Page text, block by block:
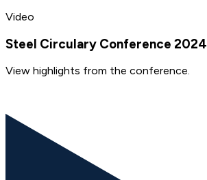
Video
Steel Circulary Conference 2024
View highlights from the conference.